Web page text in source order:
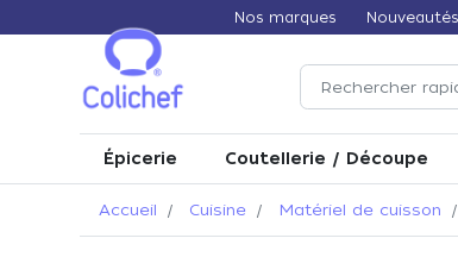
Nos marques Nouveautés
Épicerie Coutellerie / Découpe
Accueil Cuisine Matériel de cuisson